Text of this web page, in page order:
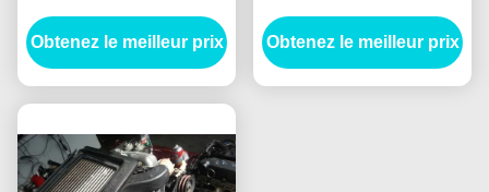
électroménagers
Obtenez le meilleur prix
transmission du moteur
Volante Bolantes
Obtenez le meilleur prix